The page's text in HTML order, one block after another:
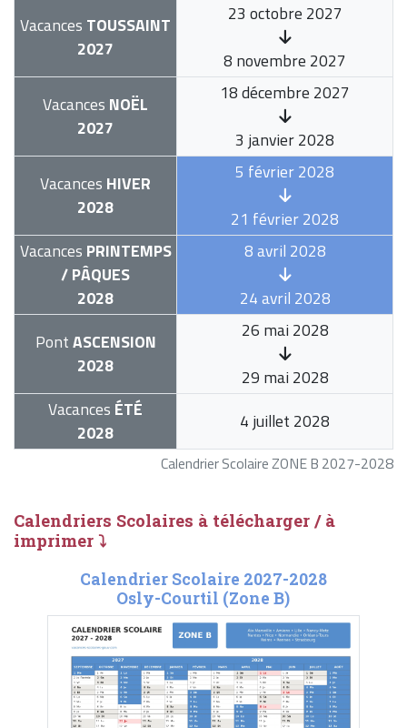
Calendrier Scolaire ZONE B 2027-2028
Vacances TOUSSAINT
2027
23 octobre 2027
8 novembre 2027
Vacances NOËL
2027
18 décembre 2027
3 janvier 2028
Vacances HIVER
2028
5 février 2028
21 février 2028
Vacances PRINTEMPS
/ PÂQUES
2028
8 avril 2028
24 avril 2028
PontASCENSION
2028
26 mai 2028
29 mai 2028
Vacances ÉTÉ
2028
4 juillet 2028
Calendriers Scolaires à télécharger / à
imprimer ⤵
Calendrier Scolaire 2027-2028
Osly-Courtil (Zone B)